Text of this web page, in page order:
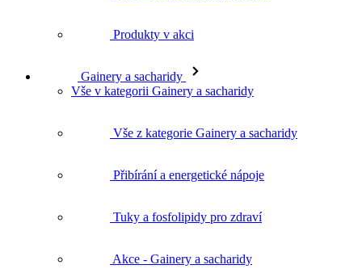
Produkty v akci
Gainery a sacharidy
Vše v kategorii Gainery a sacharidy
Vše z kategorie Gainery a sacharidy
Přibírání a energetické nápoje
Tuky a fosfolipidy pro zdraví
Akce - Gainery a sacharidy